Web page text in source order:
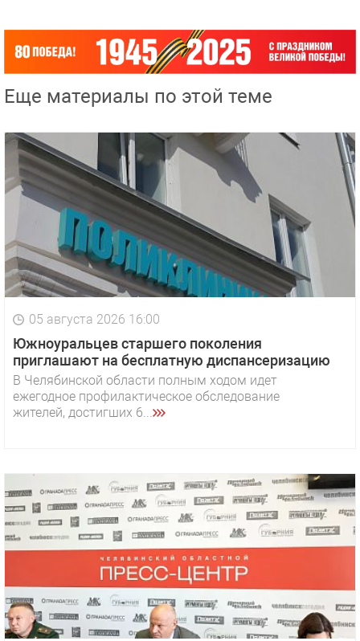
Еще материалы по этой теме
05 августа 2026 16:00
Южноуральцев старшего поколения
приглашают на бесплатную диспансеризацию
В Челябинской области полным ходом идет
ежегодное профилактическое обследование
жителей, достигших 6...